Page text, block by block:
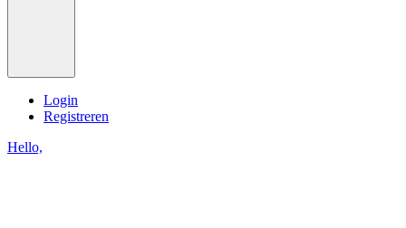
Login
Registreren
Hello,